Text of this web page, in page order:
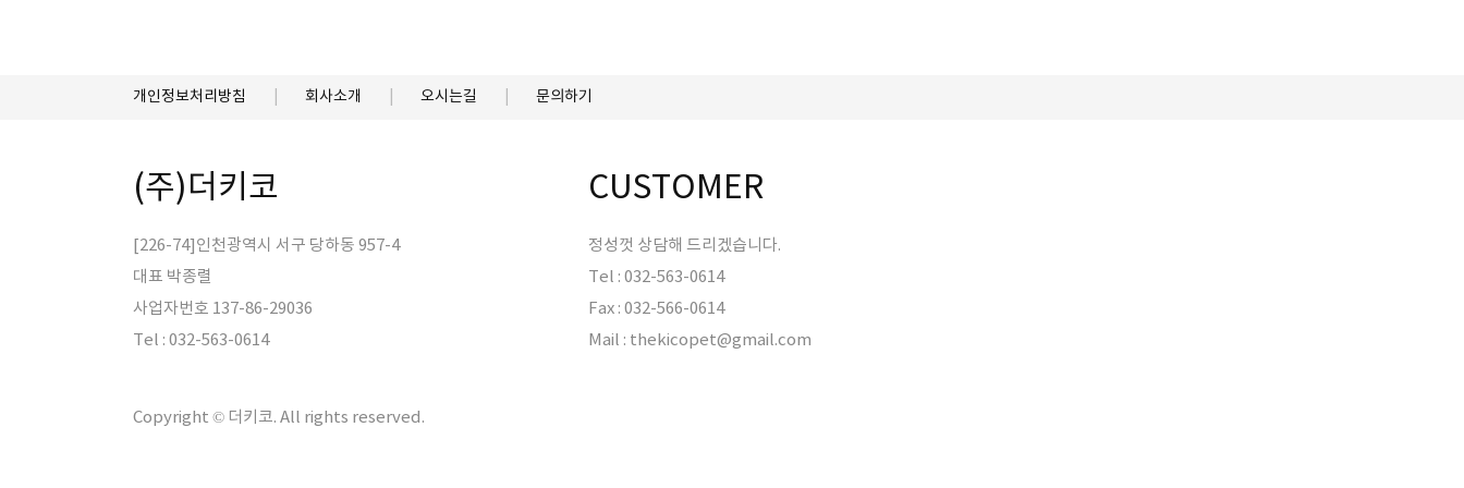
개인정보처리방침 회사소개 오시는길 문의하기
(주)더키코
[226-74]인천광역시 서구 당하동 957-4
대표 박종렬
사업자번호 137-86-29036
Tel : 032-563-0614
CUSTOMER
정성껏 상담해 드리겠습니다.
Tel : 032-563-0614
Fax : 032-566-0614
Mail : thekicopet@gmail.com
Copyright © 더키코. All rights reserved.